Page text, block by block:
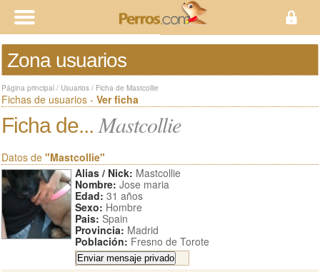
Zona usuarios
Página principal / Usuarios / Ficha de Mastcollie
Fichas de usuarios - Ver ficha
Ficha de... Mastcollie
Datos de "Mastcollie"
Alias / Nick: Mastcollie
Nombre: Jose maria
Edad: 31 años
Sexo: Hombre
Pais: Spain
Provincia: Madrid
Población: Fresno de Torote